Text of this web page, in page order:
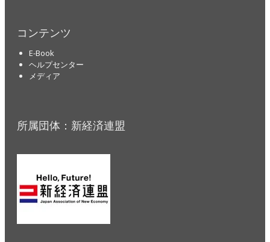
コンテンツ
E-Book
ヘルプセンター
メディア
所属団体：新経済連盟